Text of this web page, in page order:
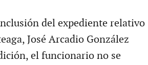
del expediente relativo
José Arcadio González
el funcionario no se